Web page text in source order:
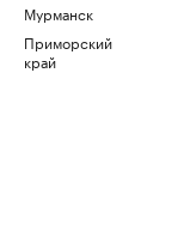
Мурманск
Приморский
край